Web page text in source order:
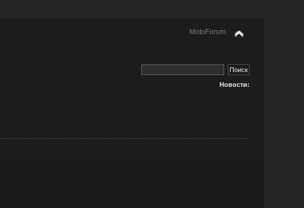
MotoForum
Новости: